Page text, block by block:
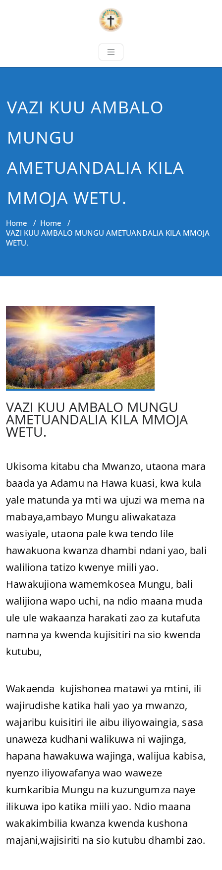
VAZI KUU AMBALO
MUNGU
AMETUANDALIA KILA
MMOJA WETU.
Home / Home /
VAZI KUU AMBALO MUNGU AMETUANDALIA KILA MMOJA
WETU.
VAZI KUU AMBALO MUNGU
AMETUANDALIA KILA MMOJA
WETU.
Ukisoma kitabu cha Mwanzo, utaona mara
baada ya Adamu na Hawa kuasi, kwa kula
yale matunda ya mti wa ujuzi wa mema na
mabaya,ambayo Mungu aliwakataza
wasiyale, utaona pale kwa tendo lile
hawakuona kwanza dhambi ndani yao, bali
waliliona tatizo kwenye miili yao.
Hawakujiona wamemkosea Mungu, bali
walijiona wapo uchi, na ndio maana muda
ule ule wakaanza harakati zao za kutafuta
namna ya kwenda kujisitiri na sio kwenda
kutubu,
Wakaenda kujishonea matawi ya mtini, ili
wajirudishe katika hali yao ya mwanzo,
wajaribu kuisitiri ile aibu iliyowaingia, sasa
unaweza kudhani walikuwa ni wajinga,
hapana hawakuwa wajinga, walijua kabisa,
nyenzo iliyowafanya wao waweze
kumkaribia Mungu na kuzungumza naye
ilikuwa ipo katika miili yao. Ndio maana
wakakimbilia kwanza kwenda kushona
majani,wajisiriti na sio kutubu dhambi zao.